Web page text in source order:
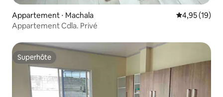
Appartement ⋅ Machala Évaluation
4,95 (19)
Appartement Cdla. Privé
Superhôte
Superhôte